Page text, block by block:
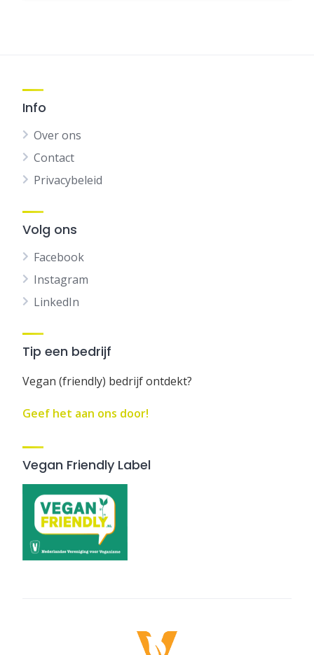
Info
Over ons
Contact
Privacybeleid
Volg ons
Facebook
Instagram
LinkedIn
Tip een bedrijf
Vegan (friendly) bedrijf ontdekt?
Geef het aan ons door!
Vegan Friendly Label